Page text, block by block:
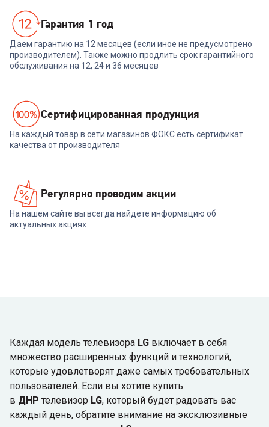
Гарантия 1 год
Даем гарантию на 12 месяцев (если иное не предусмотрено
производителем). Также можно продлить срок гарантийного
обслуживания на 12, 24 и 36 месяцев
Cертифицированная продукция
На каждый товар в сети магазинов ФОКС есть сертификат
качества от производителя
Регулярно проводим акции
На нашем сайте вы всегда найдете информацию об
актуальных акциях
Каждая модель телевизора LG включает в себя
множество расширенных функций и технологий,
которые удовлетворят даже самых требовательных
пользователей. Если вы хотите купить
в ДНР телевизор LG, который будет радовать вас
каждый день, обратите внимание на эксклюзивные